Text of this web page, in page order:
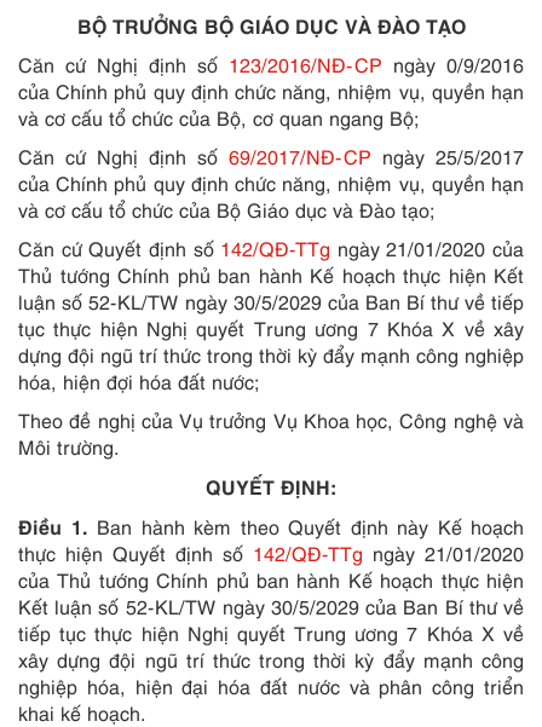
BỘ TRƯỞNG BỘ GIÁO DỤC VÀ ĐÀO TẠO
Căn cứ Nghị định số 123/2016/NĐ-CP ngày 0/9/2016
của Chính phủ quy định chức năng, nhiệm vụ, quyền hạn
và cơ cấu tổ chức của Bộ, cơ quan ngang Bộ;
Căn cứ Nghị định số 69/2017/NĐ-CP ngày 25/5/2017
của Chính phủ quy định chức năng, nhiệm vụ, quyền hạn
và cơ cấu tổ chức của Bộ Giáo dục và Đào tạo;
Căn cứ Quyết định số 142/QĐ-TTg ngày 21/01/2020 của
Thủ tướng Chính phủ ban hành Kế hoạch thực hiện Kết
luận số 52-KL/TW ngày 30/5/2029 của Ban Bí thư về tiếp
tục thực hiện Nghị quyết Trung ương 7 Khóa X về xây
dựng đội ngũ trí thức trong thời kỳ đẩy mạnh công nghiệp
hóa, hiện đợi hóa đất nước;
Theo đề nghị của Vụ trưởng Vụ Khoa học, Công nghệ và
Môi trường.
QUYẾT ĐỊNH:
Điều 1. Ban hành kèm theo Quyết định này Kế hoạch
thực hiện Quyết định số 142/QĐ-TTg ngày 21/01/2020
của Thủ tướng Chính phủ ban hành Kế hoạch thực hiện
Kết luận số 52-KL/TW ngày 30/5/2029 của Ban Bí thư về
tiếp tục thực hiện Nghị quyết Trung ương 7 Khóa X về
xây dựng đội ngũ trí thức trong thời kỳ đẩy mạnh công
nghiệp hóa, hiện đại hóa đất nước và phân công triển
khai kế hoạch.